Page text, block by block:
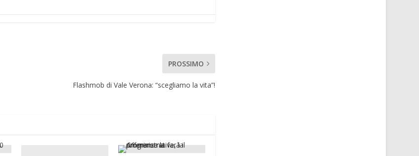
PROSSIMO
Flashmob di Vale Verona: “scegliamo la vita”!